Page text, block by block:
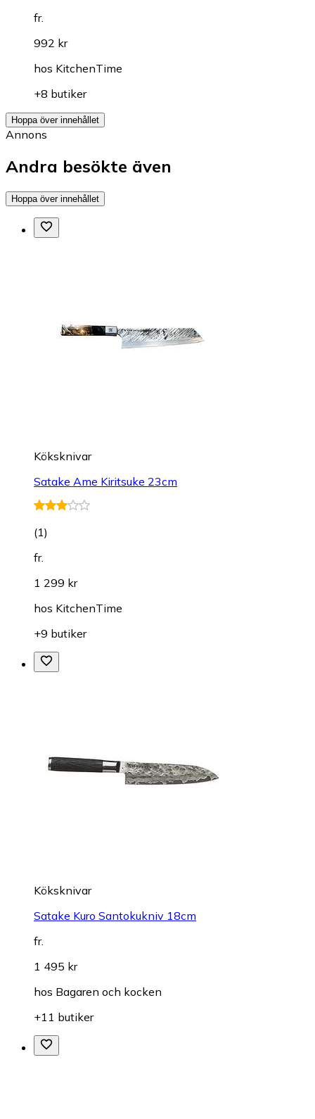
fr.
992 kr
hos KitchenTime
+8 butiker
Hoppa över innehållet
Annons
Andra besökte även
Hoppa över innehållet
Köksknivar
Satake Ame Kiritsuke 23cm
(1)
fr.
1 299 kr
hos KitchenTime
+9 butiker
Köksknivar
Satake Kuro Santokukniv 18cm
fr.
1 495 kr
hos Bagaren och kocken
+11 butiker